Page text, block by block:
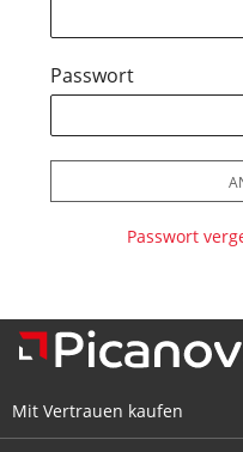
Passwort
Passwort
Mit Vertrauen kaufen